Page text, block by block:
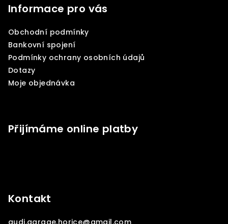
Informace pro vás
Obchodní podmínky
Bankovní spojení
Podmínky ochrany osobních údajů
Dotazy
Moje objednávka
Přijímáme online platby
Kontakt